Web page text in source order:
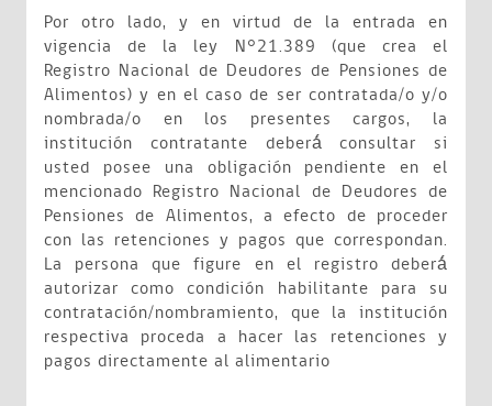
Por otro lado, y en virtud de la entrada en
vigencia de la ley N°21.389 (que crea el
Registro Nacional de Deudores de Pensiones de
Alimentos) y en el caso de ser contratada/o y/o
nombrada/o en los presentes cargos, la
institución contratante deberá́ consultar si
usted posee una obligación pendiente en el
mencionado Registro Nacional de Deudores de
Pensiones de Alimentos, a efecto de proceder
con las retenciones y pagos que correspondan.
La persona que figure en el registro deberá́
autorizar como condición habilitante para su
contratación/nombramiento, que la institución
respectiva proceda a hacer las retenciones y
pagos directamente al alimentario